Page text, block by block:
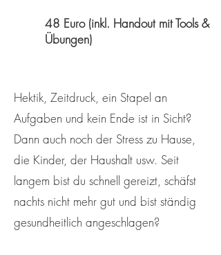
48 Euro (inkl. Handout mit Tools &
Übungen)
Hektik, Zeitdruck, ein Stapel an
Aufgaben und kein Ende ist in Sicht?
Dann auch noch der Stress zu Hause,
die Kinder, der Haushalt usw. Seit
langem bist du schnell gereizt, schäfst
nachts nicht mehr gut und bist ständig
gesundheitlich angeschlagen?